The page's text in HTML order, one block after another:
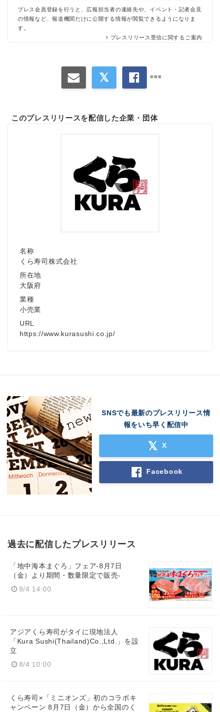
プレス会員登録を行うと、広報担当者の連絡先や、イベント・記者会見
の情報など、報道機関だけに公開する情報が閲覧できるようになりま
す。
プレスリリース受信に関するご案内
このプレスリリースを配信した企業・団体
名称
くら寿司株式会社
所在地
大阪府
業種
小売業
URL
https://www.kurasushi.co.jp/
SNSでも最新のプレスリリース情
報をいち早く配信中
X
Facebook
過去に配信したプレスリリース
「地中海本まぐろ」フェア-8月7日
（金）より期間・数量限定で販売-
8/4 14:00
アジアくら寿司がタイに現地法人
「Kura Sushi(Thailand)Co.,Ltd.」を設
立
8/4 10:00
くら寿司×「ミニオンズ」初のコラボキ
ャンペーン 8月7日（金）から全国のく